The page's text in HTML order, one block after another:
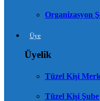
Organizasyon
Üye
Üyelik
Tüzel Kişi
Tüzel Kişi Şube